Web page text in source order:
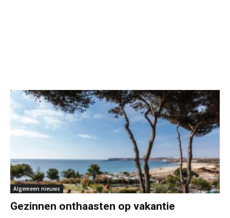
Algemeen nieuws
Gezinnen onthaasten op vakantie